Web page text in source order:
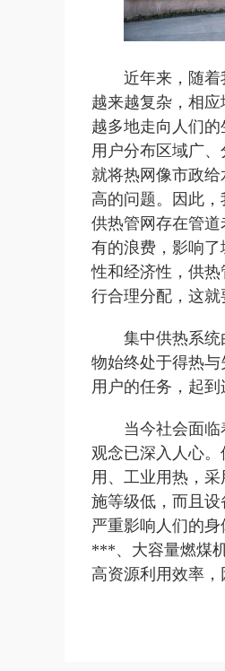
近年来，随
越来越复杂，相
越多地走向人们
用户分布区域广
就将热网像市政
高的问题。因此
供热管网存在管
有的浪费，影响
性和经济性，供
行合理分配，这就
集中供热系
物始终处于得热
用户的任务，起到
当今社会面
观念已深入人心
用、工业用热，
施等级低，而且
严重影响人们的
***、大容量燃煤
高资源利用效率